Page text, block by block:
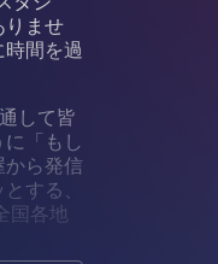
りませ
間を過
して皆
「もし
から発信
する、
国各地